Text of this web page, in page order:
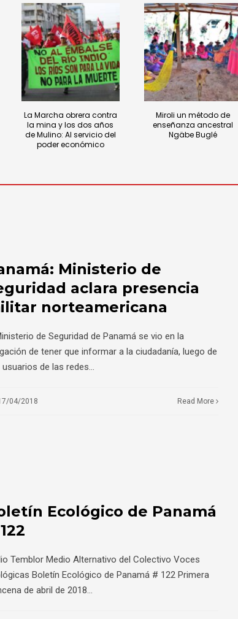
La Marcha obrera contra
la mina y los dos años
de Mulino: Al servicio del
poder económico
Miroli un método de
enseñanza ancestral
Ngäbe Buglé
Ministerio de
aclara presencia
norteamericana
de Seguridad de Panamá se vio en la
de tener que informar a la ciudadanía, luego de
usuarios de las redes...
04/2018 Read More
Ecológico de Panamá
Temblor Medio Alternativo del Colectivo Voces
Boletín Ecológico de Panamá # 122 Primera
de abril de 2018...